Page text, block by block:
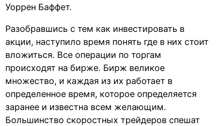
Уоррен Баффет.
Разобравшись с тем как инвестировать в
акции, наступило время понять где в них стоит
вложиться. Все операции по торгам
происходят на бирже. Бирж великое
множество, и каждая из их работает в
определенное время, которое определяется
заранее и известна всем желающим.
Большинство скоростных трейдеров спешат